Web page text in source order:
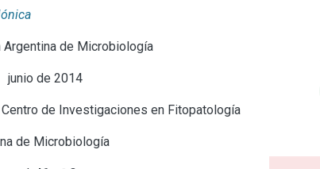
Argentina de Microbiología
junio de 2014
Centro de Investigaciones en Fitopatología
de Microbiología